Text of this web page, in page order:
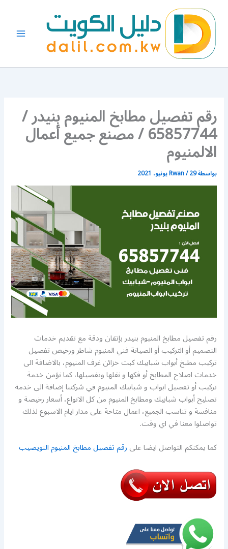
المحتوى
رقم تفصيل مطابخ المنيوم بنيدر /
65857744 / مصنع جميع أعمال
الالمنيوم
بواسطة Rwan/29 يونيو، 2021
رقم تفصيل مطابخ المنيوم بنيدر بإتقان ودقة مع تقديم خدمات
التصميم أو التركيب أو الصيانة فني المنيوم شاطر ورخيص تفصيل
تركيب مطبخ أبواب شبابيك كبت خزائن غرف المنيوم، بالاضافة الى
خدمات اصلاح المطابخ أو فكها و نقلها وتفصيلها، كما نؤمن خدمة
تركيب أو تفصيل ابواب و شبابيك المنيوم في شركتنا إضافة الى خدمة
تصليح أبواب شبابيك ومطابخ المنيوم من كل الانواع، أسعار رخيصة و
منافسة و تناسب الجميع، اعمال متاحة على مدار ايام الاسبوع لذلك
تواصلوا معنا في اي وقت.
كما يمكنكم التواصل ايضا علىرقم تفصيل مطابخ المنيوم النويصيب